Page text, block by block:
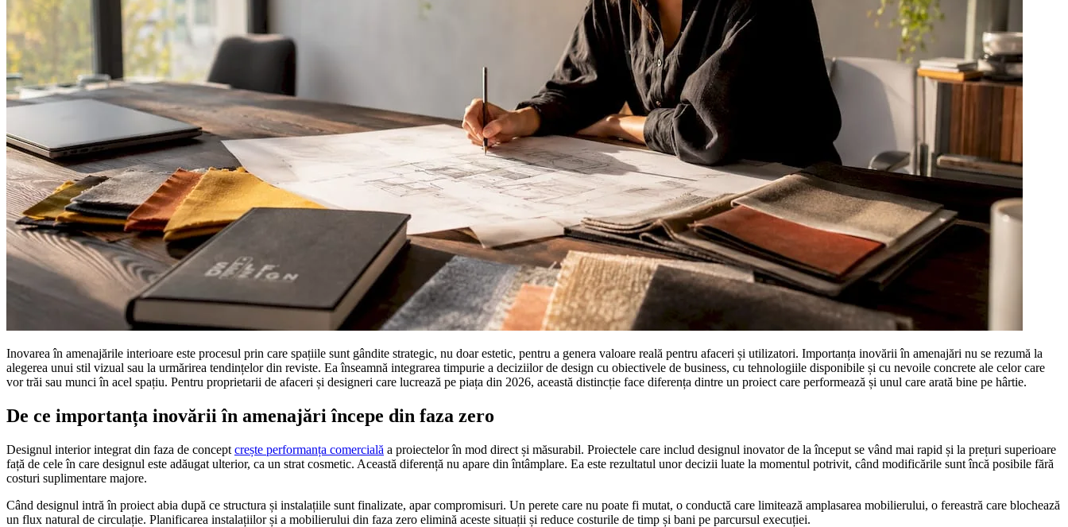
Inovarea în amenajările interioare este procesul prin care spațiile sunt gândite strategic, nu doar estetic, pentru a genera valoare reală pentru afaceri și utilizatori. Importanța inovării în amenajări nu se rezumă la
alegerea unui stil vizual sau la urmărirea tendințelor din reviste. Ea înseamnă integrarea timpurie a deciziilor de design cu obiectivele de business, cu tehnologiile disponibile și cu nevoile concrete ale celor care
vor trăi sau munci în acel spațiu. Pentru proprietarii de afaceri și designeri care lucrează pe piața din 2026, această distincție face diferența dintre un proiect care performează și unul care arată bine pe hârtie.
De ce importanța inovării în amenajări începe din faza zero
Designul interior integrat din faza de concept crește performanța comercială a proiectelor în mod direct și măsurabil. Proiectele care includ designul inovator de la început se vând mai rapid și la prețuri superioare
față de cele în care designul este adăugat ulterior, ca un strat cosmetic. Această diferență nu apare din întâmplare. Ea este rezultatul unor decizii luate la momentul potrivit, când modificările sunt încă posibile fără
costuri suplimentare majore.
Când designul intră în proiect abia după ce structura și instalațiile sunt finalizate, apar compromisuri. Un perete care nu poate fi mutat, o conductă care limitează amplasarea mobilierului, o fereastră care blochează
un flux natural de circulație. Planificarea instalațiilor și a mobilierului din faza zero elimină aceste situații și reduce costurile de timp și bani pe parcursul execuției.